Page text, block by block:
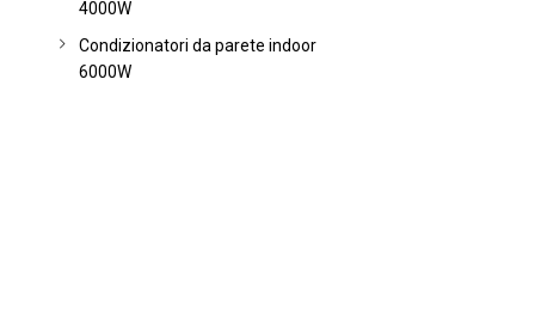
4000W
Condizionatori da parete indoor
6000W